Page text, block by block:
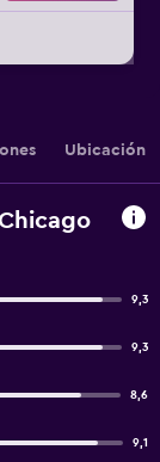
Ubicación
9,3
9,3
8,6
9,1